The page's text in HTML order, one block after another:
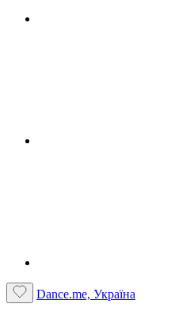
Dance.me, Україна